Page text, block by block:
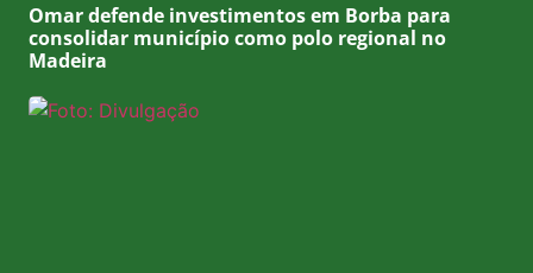
Omar defende investimentos em Borba para
consolidar município como polo regional no
Madeira